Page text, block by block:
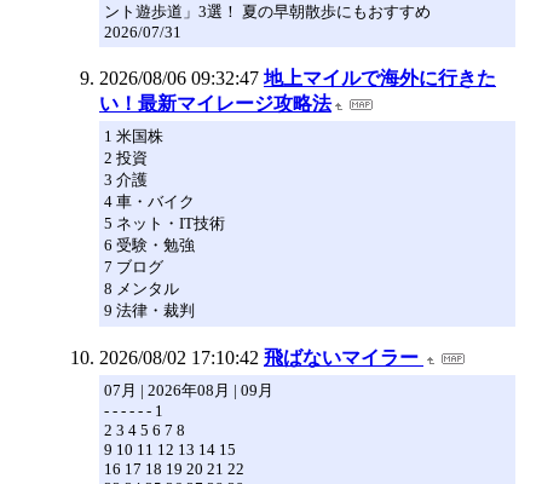
ント遊歩道」3選！ 夏の早朝散歩にもおすすめ
2026/07/31
2026/08/06 09:32:47 地上マイルで海外に行きた
い！最新マイレージ攻略法
1 米国株
2 投資
3 介護
4 車・バイク
5 ネット・IT技術
6 受験・勉強
7 ブログ
8 メンタル
9 法律・裁判
2026/08/02 17:10:42 飛ばないマイラー
07月 | 2026年08月 | 09月
- - - - - - 1
2 3 4 5 6 7 8
9 10 11 12 13 14 15
16 17 18 19 20 21 22